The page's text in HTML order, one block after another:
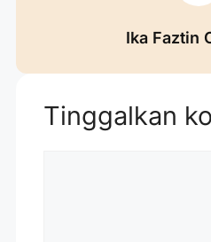
Ika Faztin
Tinggalkan